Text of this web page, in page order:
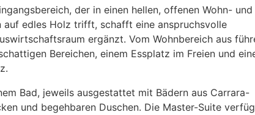
der in einen hellen, offenen Wohn- und
auf edles Holz trifft, schafft eine anspruchsvolle
ergänzt. Vom Wohnbereich aus
Bereichen, einem Essplatz im Freien und
Bad, jeweils ausgestattet mit Bädern aus Carrara-
und begehbaren Duschen. Die Master-Suite